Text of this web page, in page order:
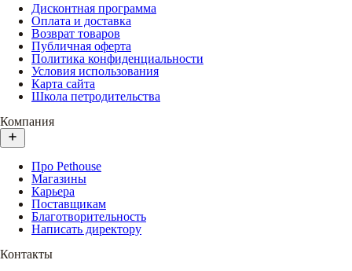
Дисконтная программа
Оплата и доставка
Возврат товаров
Публичная оферта
Политика конфиденциальности
Условия использования
Карта сайта
Школа петродительства
Компания
Про Pethouse
Магазины
Карьера
Поставщикам
Благотворительность
Написать директору
Контакты